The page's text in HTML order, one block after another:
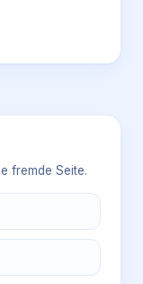
fremde Seite.